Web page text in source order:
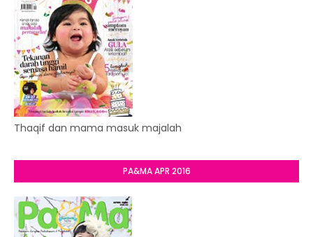
Thaqif dan mama masuk majalah
PA&MA APR 2016